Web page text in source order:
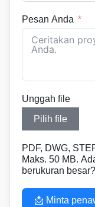
Pesan Anda
Unggah file
Pilih file
PDF, DWG,
Maks. 50 MB.
berukuran
📩 Minta